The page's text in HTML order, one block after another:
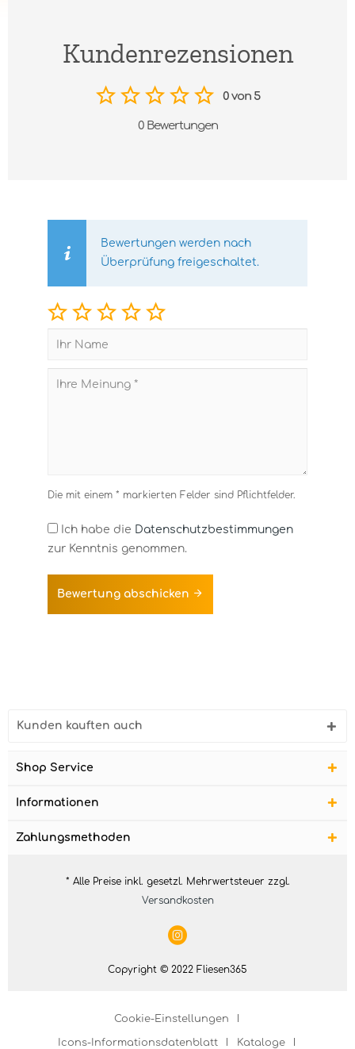
Kundenrezensionen
0 von 5
0 Bewertungen
Bewertungen werden nach
Überprüfung freigeschaltet.
Die mit einem * markierten Felder sind Pflichtfelder.
Ich habe die Datenschutzbestimmungen
zur Kenntnis genommen.
Bewertung abschicken
Kunden kauften auch
Shop Service
Informationen
Zahlungsmethoden
* Alle Preise inkl. gesetzl. Mehrwertsteuer zzgl.
Versandkosten
Copyright © 2022 Fliesen365
Cookie-Einstellungen
Icons-Informationsdatenblatt Kataloge